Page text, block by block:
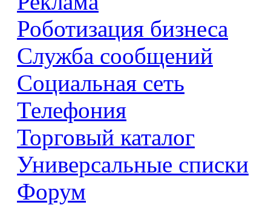
Роботизация бизнеса
Служба сообщений
Социальная сеть
Телефония
Торговый каталог
Универсальные списки
Форум